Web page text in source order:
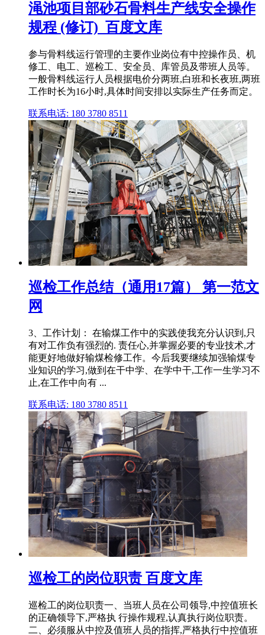
渑池项目部砂石骨料生产线安全操作
规程 (修订)_百度文库
参与骨料线运行管理的主要作业岗位有中控操作员、机
修工、电工、巡检工、安全员、库管员及带班人员等。
一般骨料线运行人员根据电价分两班,白班和长夜班,两班
工作时长为16小时,具体时间安排以实际生产任务而定。
联系电话: 180 3780 8511
巡检工作总结（通用17篇） 第一范文
网
3、工作计划： 在输煤工作中的实践使我充分认识到,只
有对工作负有强烈的. 责任心,并掌握必要的专业技术,才
能更好地做好输煤检修工作。今后我要继续加强输煤专
业知识的学习,做到在干中学、在学中干,工作一生学习不
止,在工作中向有 ...
联系电话: 180 3780 8511
巡检工的岗位职责 百度文库
巡检工的岗位职责一、当班人员在公司领导,中控值班长
的正确领导下,严格执 行操作规程,认真执行岗位职责。
二、必须服从中控及值班人员的指挥,严格执行中控值班